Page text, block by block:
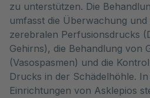
zu unterstützen. Die
umfasst die Überwachung
zerebralen Perfusionsdrucks
Gehirns), die Behandlung von
(Vasospasmen) und die
Drucks in der Schädelhöhle.
Einrichtungen von Asklepios